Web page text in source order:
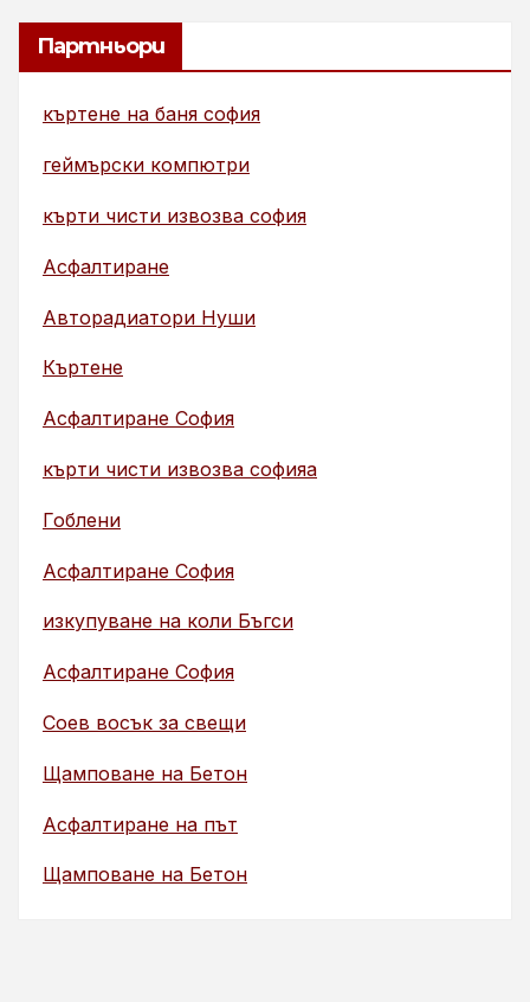
Партньори
къртене на баня софия
геймърски компютри
кърти чисти извозва софия
Асфалтиране
Авторадиатори Нуши
Къртене
Асфалтиране София
кърти чисти извозва софияа
Гоблени
Асфалтиране София
изкупуване на коли Бъгси
Асфалтиране София
Соев восък за свещи
Щамповане на Бетон
Асфалтиране на път
Щамповане на Бетон